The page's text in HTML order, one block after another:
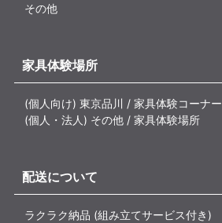
その他
家具体験場所
(個人向け) 東京品川 / 家具体験コーナー
(個人・法人) その他 / 家具体験場所
配送について
ラクラク納品 (組み立てサービス付き)